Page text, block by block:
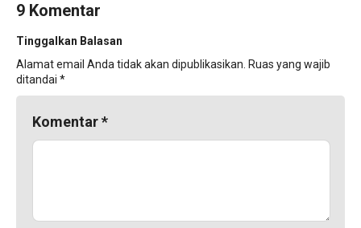
9 Komentar
Tinggalkan Balasan
Alamat email Anda tidak akan dipublikasikan. Ruas yang wajib
ditandai *
Komentar*